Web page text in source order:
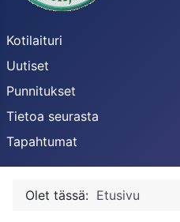
Kotilaituri
Uutiset
Punnitukset
Tietoa seurasta
Tapahtumat
Olet tässä: Etusivu